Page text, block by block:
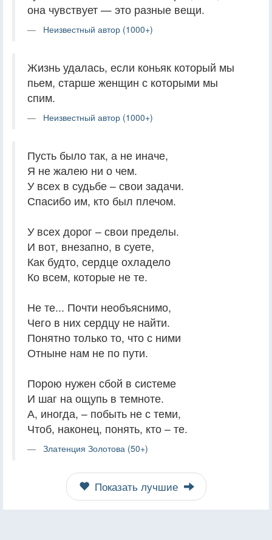
она чувствует — это разные вещи.
Неизвестный автор (1000+)
Жизнь удалась, если коньяк который мы
пьем, старше женщин с которыми мы
спим.
Неизвестный автор (1000+)
Пусть было так, а не иначе,
Я не жалею ни о чем.
У всех в судьбе – свои задачи.
Спасибо им, кто был плечом.
У всех дорог – свои пределы.
И вот, внезапно, в суете,
Как будто, сердце охладело
Ко всем, которые не те.
Не те... Почти необъяснимо,
Чего в них сердцу не найти.
Понятно только то, что с ними
Отныне нам не по пути.
Порою нужен сбой в системе
И шаг на ощупь в темноте.
А, иногда, – побыть не с теми,
Чтоб, наконец, понять, кто – те.
Златенция Золотова (50+)
Показать лучшие